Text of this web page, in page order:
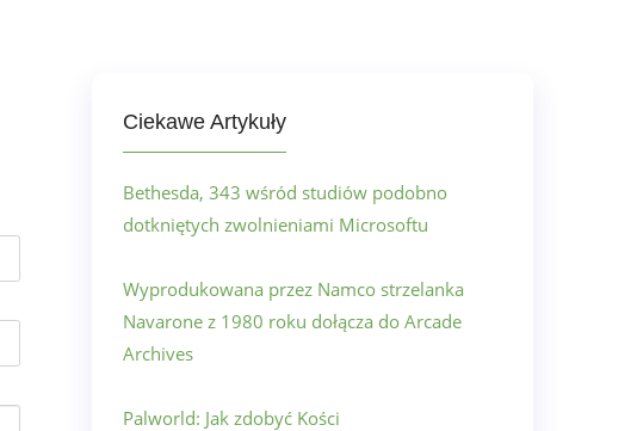
Ciekawe Artykuły
Bethesda, 343 wśród studiów podobno
dotkniętych zwolnieniami Microsoftu
Wyprodukowana przez Namco strzelanka
Navarone z 1980 roku dołącza do Arcade
Archives
Palworld: Jak zdobyć Kości